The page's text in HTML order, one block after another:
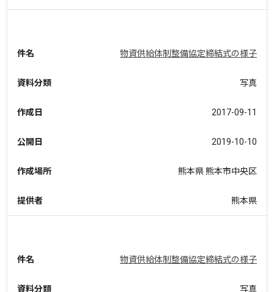
件名 物資供給体制整備協定締結式の様子
資料分類 写真
作成日 2017-09-11
公開日 2019-10-10
作成場所 熊本県 熊本市中央区
提供者 熊本県
件名 物資供給体制整備協定締結式の様子
資料分類 写真